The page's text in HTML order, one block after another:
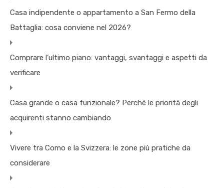
Casa indipendente o appartamento a San Fermo della
Battaglia: cosa conviene nel 2026?
Comprare l’ultimo piano: vantaggi, svantaggi e aspetti da
verificare
Casa grande o casa funzionale? Perché le priorità degli
acquirenti stanno cambiando
Vivere tra Como e la Svizzera: le zone più pratiche da
considerare